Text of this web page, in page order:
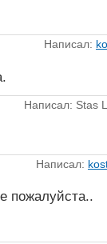
Написал:
Написал: Stas
Написал:
пожалуйста..